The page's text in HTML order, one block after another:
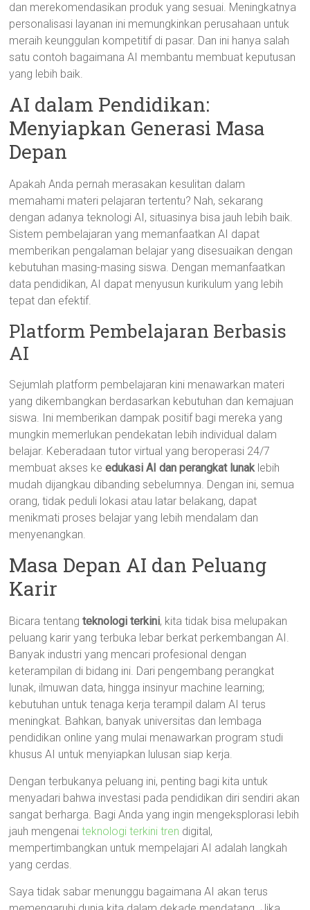
dan merekomendasikan produk yang sesuai. Meningkatnya
personalisasi layanan ini memungkinkan perusahaan untuk
meraih keunggulan kompetitif di pasar. Dan ini hanya salah
satu contoh bagaimana AI membantu membuat keputusan
yang lebih baik.
AI dalam Pendidikan:
Menyiapkan Generasi Masa
Depan
Apakah Anda pernah merasakan kesulitan dalam
memahami materi pelajaran tertentu? Nah, sekarang
dengan adanya teknologi AI, situasinya bisa jauh lebih baik.
Sistem pembelajaran yang memanfaatkan AI dapat
memberikan pengalaman belajar yang disesuaikan dengan
kebutuhan masing-masing siswa. Dengan memanfaatkan
data pendidikan, AI dapat menyusun kurikulum yang lebih
tepat dan efektif.
Platform Pembelajaran Berbasis
AI
Sejumlah platform pembelajaran kini menawarkan materi
yang dikembangkan berdasarkan kebutuhan dan kemajuan
siswa. Ini memberikan dampak positif bagi mereka yang
mungkin memerlukan pendekatan lebih individual dalam
belajar. Keberadaan tutor virtual yang beroperasi 24/7
membuat akses keedukasi AI dan perangkat lunaklebih
mudah dijangkau dibanding sebelumnya. Dengan ini, semua
orang, tidak peduli lokasi atau latar belakang, dapat
menikmati proses belajar yang lebih mendalam dan
menyenangkan.
Masa Depan AI dan Peluang
Karir
Bicara tentangteknologi terkini, kita tidak bisa melupakan
peluang karir yang terbuka lebar berkat perkembangan AI.
Banyak industri yang mencari profesional dengan
keterampilan di bidang ini. Dari pengembang perangkat
lunak, ilmuwan data, hingga insinyur machine learning;
kebutuhan untuk tenaga kerja terampil dalam AI terus
meningkat. Bahkan, banyak universitas dan lembaga
pendidikan online yang mulai menawarkan program studi
khusus AI untuk menyiapkan lulusan siap kerja.
Dengan terbukanya peluang ini, penting bagi kita untuk
menyadari bahwa investasi pada pendidikan diri sendiri akan
sangat berharga. Bagi Anda yang ingin mengeksplorasi lebih
jauh mengenaiteknologi terkini tren digital,
mempertimbangkan untuk mempelajari AI adalah langkah
yang cerdas.
Saya tidak sabar menunggu bagaimana AI akan terus